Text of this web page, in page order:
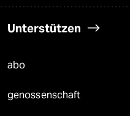
Unterstützen
abo
genossenschaft